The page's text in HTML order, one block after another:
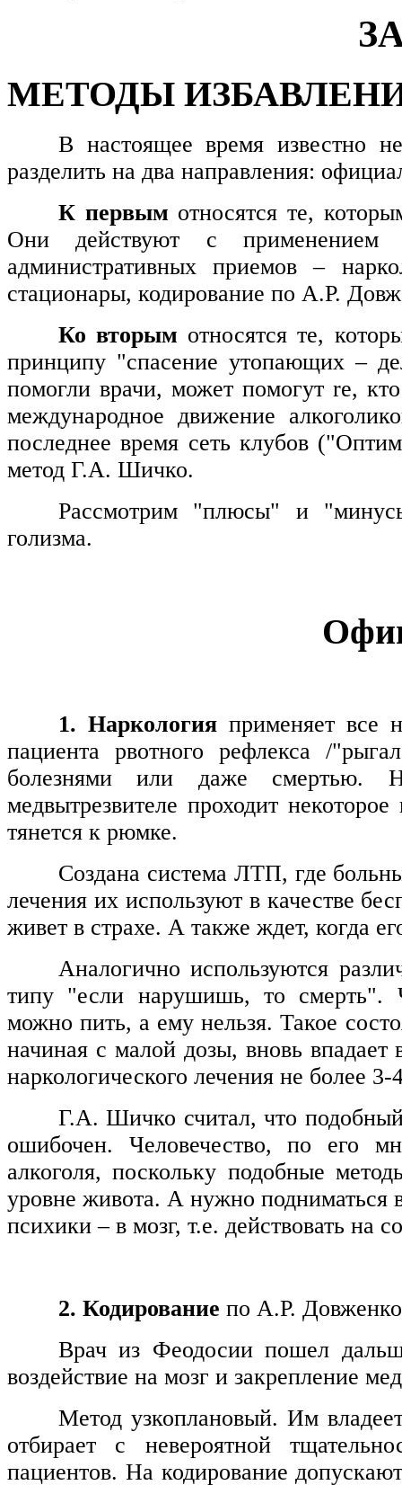
МЕТОДЫ
В настоящее время известно
разделить на два направления:
К первым относятся те,
Они действуют с применением
административных приемов –
стационары, кодирование по А.Р.
Ко вторым относятся те,
принципу "спасение утопающих –
помогли врачи, может помогутre,
международное движение
последнее время сеть клубов
метод Г.А. Шичко.
Рассмотрим "плюсы" и
голизма.
1. Наркологияприменяет все
пациента рвотного рефлекса /
болезнями или даже
медвытрезвителе проходит
тянется к рюмке.
Создана система ЛТП, где
лечения их используют в качестве
живет в страхе. А также ждет, когда
Аналогично используются
типу "если нарушишь, то смерть".
можно пить, а ему нельзя. Такое
начиная с малой дозы, вновь
наркологического лечения не более
Г.А. Шичко считал, что подобный
ошибочен. Человечество, по его
алкоголя, поскольку подобные
уровне живота. А нужно подниматься
психики – в мозг, т.е. действовать на
2. Кодирование по А.Р.
Врач из Феодосии пошел
воздействие на мозг и закрепление
Метод узкоплановый. Им
отбирает с невероятной
пациентов. На кодирование